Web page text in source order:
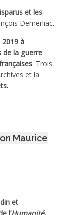
et les
Demerliac.
2019 à
de la guerre
. Trois
et la
.
Maurice
et